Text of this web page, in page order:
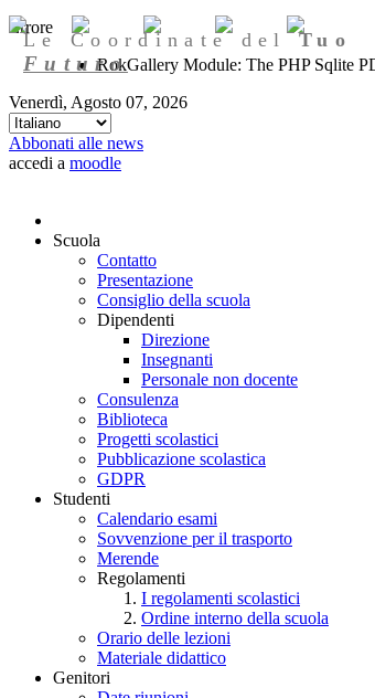
Errore
RokGallery Module: The PHP Sqlite
Venerdì, Agosto 07, 2026
Abbonati alle news
accedi a moodle
Le Coordinate delTuo
Futuro
Scuola
Contatto
Presentazione
Consiglio della scuola
Dipendenti
Direzione
Insegnanti
Personale non docente
Consulenza
Biblioteca
Progetti scolastici
Pubblicazione scolastica
GDPR
Studenti
Calendario esami
Sovvenzione per il trasporto
Merende
Regolamenti
I regolamenti scolastici
Ordine interno della scuola
Orario delle lezioni
Materiale didattico
Genitori